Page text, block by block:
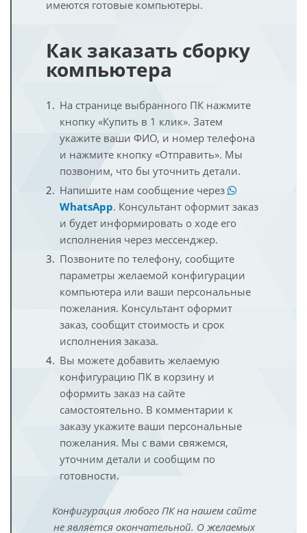
имеются готовые компьютеры.
Как заказать сборку
компьютера
На странице выбранного ПК нажмите
кнопку «Купить в 1 клик». Затем
укажите ваши ФИО, и номер телефона
и нажмите кнопку «Отправить». Мы
позвоним, что бы уточнить детали.
Напишите нам сообщение через
WhatsApp. Консультант оформит заказ
и будет информировать о ходе его
исполнения через мессенджер.
Позвоните по телефону, сообщите
параметры желаемой конфигурации
компьютера или ваши персональные
пожелания. Консультант оформит
заказ, сообщит стоимость и срок
исполнения заказа.
Вы можете добавить желаемую
конфигурацию ПК в корзину и
оформить заказ на сайте
самостоятельно. В комментарии к
заказу укажите ваши персональные
пожелания. Мы с вами свяжемся,
уточним детали и сообщим по
готовности.
Конфигурация любого ПК на нашем сайте
не является окончательной. О желаемых